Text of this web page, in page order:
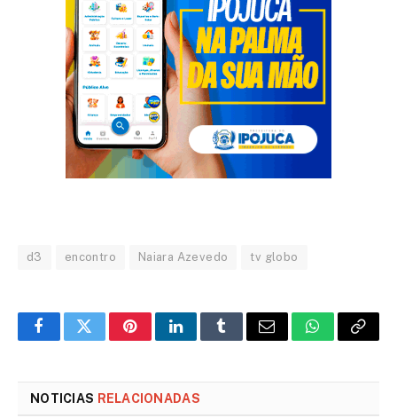
d3 encontro Naiara Azevedo tv globo
FacebookTwitterPinterestLinkedInTumblrEmail WhatsApp
Copy
NOTICIAS RELACIONADAS